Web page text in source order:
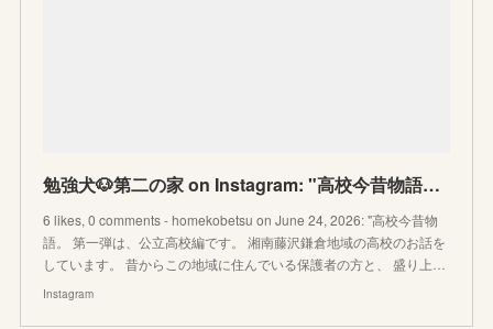
勉強犬🐶第二の家 on Instagram: "高校今昔物語。 第一弾は、公立高校編です。 湘南藤沢鎌倉地域の高校のお話をしています。 昔からこの地域に住んでいる保護者の方と、 盛り上がる話題です
6 likes, 0 comments - homekobetsu on June 24, 2026: "高校今昔物
語。 第一弾は、公立高校編です。 湘南藤沢鎌倉地域の高校のお話を
しています。 昔からこの地域に住んでいる保護者の方と、 盛り上…
Instagram